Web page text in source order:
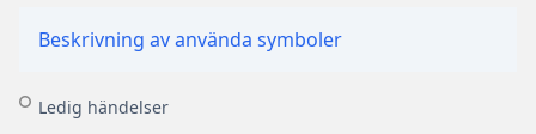
Beskrivning av använda symboler
Ledig händelser